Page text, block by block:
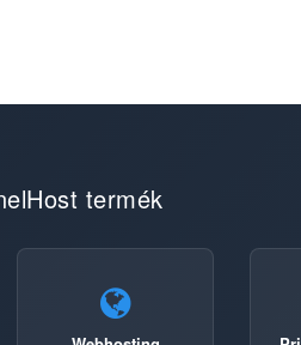
termék